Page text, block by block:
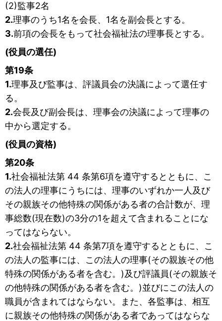
(2)監事2名
2.理事のうち1名を会長、1名を副会長とする。
3.前項の会長をもって社会福祉法の理事長とする。
(役員の選任)
第19条
1.理事及び監事は、評議員会の決議によって選任す
る。
2.会長及び副会長は、理事会の決議によって理事の
中から選定する。
(役員の資格)
第20条
1.社会福祉法第 44 条第6項を遵守するとともに、こ
の法人の理事にうちには、理事のいずれか一人及び
その親族その他特殊の関係がある者の合計数が、理
事総数(現在数)の3分の1を超えて含まれることにな
ってはならない。
2.社会福祉法第 44 条第7項を遵守するとともに、こ
の法人の監事には、この法人の理事(その親族その他
特殊の関係がある者を含む。)及び評議員(その親族そ
の他特殊の関係がある者を含む。)並びにこの法人の
職員が含まれてはならない。また、各監事は、相互
に親族その他特殊の関係がある者であってはならな